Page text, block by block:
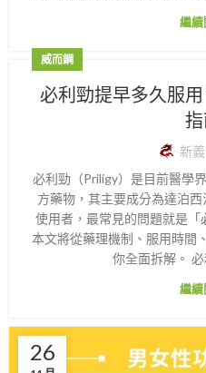
繼續
威而鋼
必利勁提早多久服
新
必利勁（Priligy）是目前醫學
方藥物，其主要成分為達泊
使用者，最常見的問題就是「
本文將從藥理機制、服用時間
你全面拆解。
繼續
26